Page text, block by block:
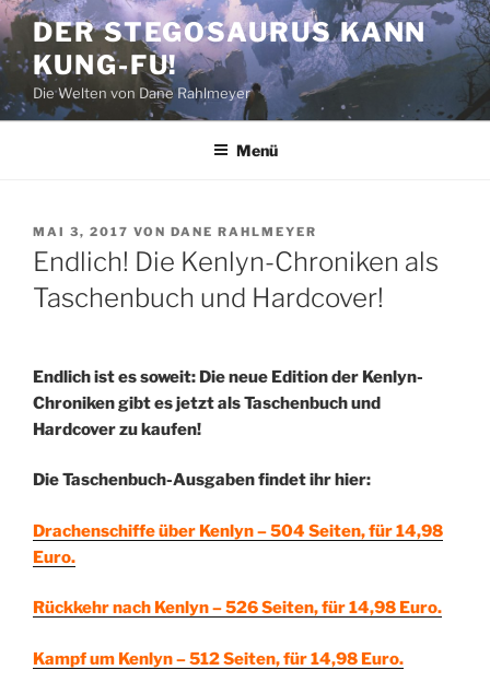
Zum
Inhalt
springen
DER STEGOSAURUS KANN
KUNG-FU!
Die Welten von Dane Rahlmeyer
Menü
VERÖFFENTLICHT
AM
MAI 3, 2017 VON DANE RAHLMEYER
Endlich! Die Kenlyn-Chroniken als
Taschenbuch und Hardcover!
Endlich ist es soweit: Die neue Edition der Kenlyn-
Chroniken gibt es jetzt als Taschenbuch und
Hardcover zu kaufen!
Die Taschenbuch-Ausgaben findet ihr hier:
Drachenschiffe über Kenlyn – 504 Seiten, für 14,98
Euro.
Rückkehr nach Kenlyn – 526 Seiten, für 14,98 Euro.
Kampf um Kenlyn – 512 Seiten, für 14,98 Euro.